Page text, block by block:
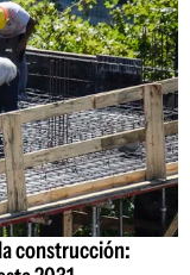
construcción: